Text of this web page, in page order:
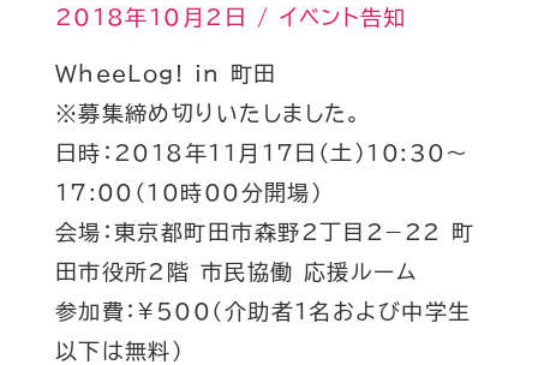
2018年10月2日 /イベント告知
WheeLog! in 町田
※募集締め切りいたしました。
日時：2018年11月17日（土）10:30～
17:00（10時00分開場）
会場：東京都町田市森野2丁目2−22 町
田市役所2階 市民協働 応援ルーム
参加費：¥500（介助者1名および中学生
以下は無料）
申
込
ス
タ
ー
ト！